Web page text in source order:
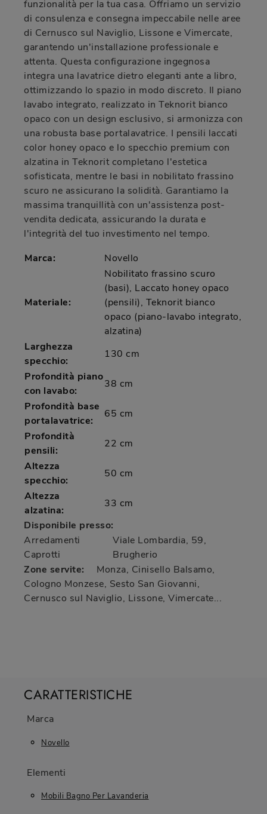
funzionalità per la tua casa. Offriamo un servizio
di consulenza e consegna impeccabile nelle aree
di Cernusco sul Naviglio, Lissone e Vimercate,
garantendo un'installazione professionale e
attenta. Questa configurazione ingegnosa
integra una lavatrice dietro eleganti ante a libro,
ottimizzando lo spazio in modo discreto. Il piano
lavabo integrato, realizzato in Teknorit bianco
opaco con un design esclusivo, si armonizza con
una robusta base portalavatrice. I pensili laccati
color honey opaco e lo specchio premium con
alzatina in Teknorit completano l'estetica
sofisticata, mentre le basi in nobilitato frassino
scuro ne assicurano la solidità. Garantiamo la
massima tranquillità con un'assistenza post-
vendita dedicata, assicurando la durata e
l'integrità del tuo investimento nel tempo.
Marca:
Novello
Materiale:
Nobilitato frassino scuro
(basi), Laccato honey opaco
(pensili), Teknorit bianco
opaco (piano-lavabo integrato,
alzatina)
Larghezza
specchio:
130 cm
Profondità piano
con lavabo:
38 cm
Profondità base
portalavatrice:
65 cm
Profondità
pensili:
22 cm
Altezza
specchio:
50 cm
Altezza
alzatina:
33 cm
Disponibile presso:
Arredamenti
Caprotti
Viale Lombardia, 59,
Brugherio
Zone servite:
Monza, Cinisello Balsamo,
Cologno Monzese, Sesto San Giovanni,
Cernusco sul Naviglio, Lissone, Vimercate...
CARATTERISTICHE
Marca
Novello
Elementi
Mobili Bagno Per Lavanderia